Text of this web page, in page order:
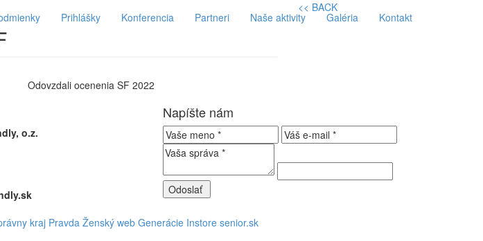
Prihlášky Konferencia Partneri Naše aktivity Galéria Kontakt
<< BACK
Odovzdali ocenenia SF 2022
o.z.
Napíšte nám
kraj Pravda Ženský web Generácie Instore senior.sk